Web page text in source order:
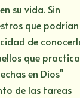
su vida. Sin
que podrían
de
que
en Dios”
de las tareas